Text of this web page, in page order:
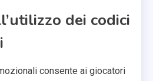
dei codici
consente ai giocatori